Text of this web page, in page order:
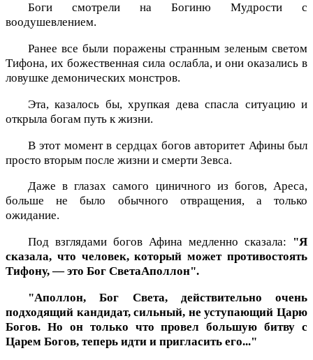
Боги смотрели на Богиню Мудрости с
воодушевлением.
Ранее все были поражены странным зеленым светом
Тифона, их божественная сила ослабла, и они оказались в
ловушке демонических монстров.
Эта, казалось бы, хрупкая дева спасла ситуацию и
открыла богам путь к жизни.
В этот момент в сердцах богов авторитет Афины был
просто вторым после жизни и смерти Зевса.
Даже в глазах самого циничного из богов, Ареса,
больше не было обычного отвращения, а только
ожидание.
Под взглядами богов Афина медленно сказала:
"Я
сказала, что человек, который может противостоять
Тифону, — это Бог СветаАполлон".
"Аполлон, Бог Света, действительно очень
подходящий кандидат, сильный, не уступающий Царю
Богов. Но он только что провел большую битву с
Царем Богов, теперь идти и пригласить его..."